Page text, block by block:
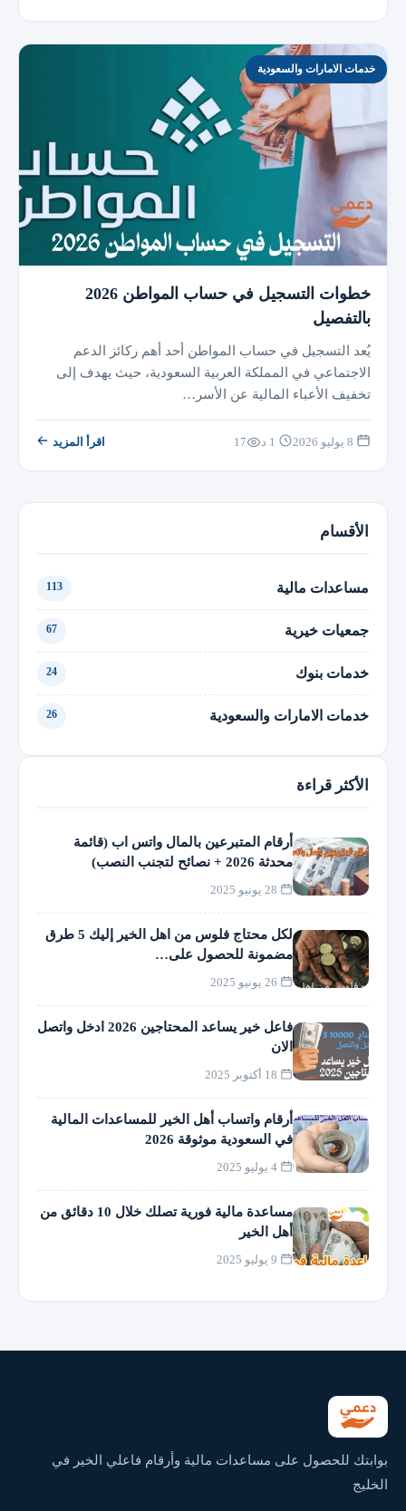
خدمات الامارات والسعودية
خطوات التسجيل في حساب المواطن 2026
بالتفصيل
يُعد التسجيل في حساب المواطن أحد أهم ركائز الدعم
الاجتماعي في المملكة العربية السعودية، حيث يهدف إلى
تخفيف الأعباء المالية عن الأسر…
17 اقرأ المزيد
الأقسام
مساعدات مالية 113
جمعيات خيرية 67
خدمات بنوك 24
خدمات الامارات والسعودية 26
الأكثر قراءة
أرقام المتبرعين بالمال واتس اب (قائمة
محدثة 2026 + نصائح لتجنب النصب)
لكل محتاج فلوس من اهل الخير إليك 5 طرق
مضمونة للحصول على…
فاعل خير يساعد المحتاجين 2026 ادخل واتصل
الان
أرقام واتساب أهل الخير للمساعدات المالية
في السعودية موثوقة 2026
مساعدة مالية فورية تصلك خلال 10 دقائق من
أهل الخير
بوابتك للحصول على مساعدات مالية وأرقام فاعلي الخير في
الخليج